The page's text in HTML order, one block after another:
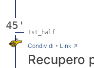
45'
1st_half
Condividi • Link→
Recupero